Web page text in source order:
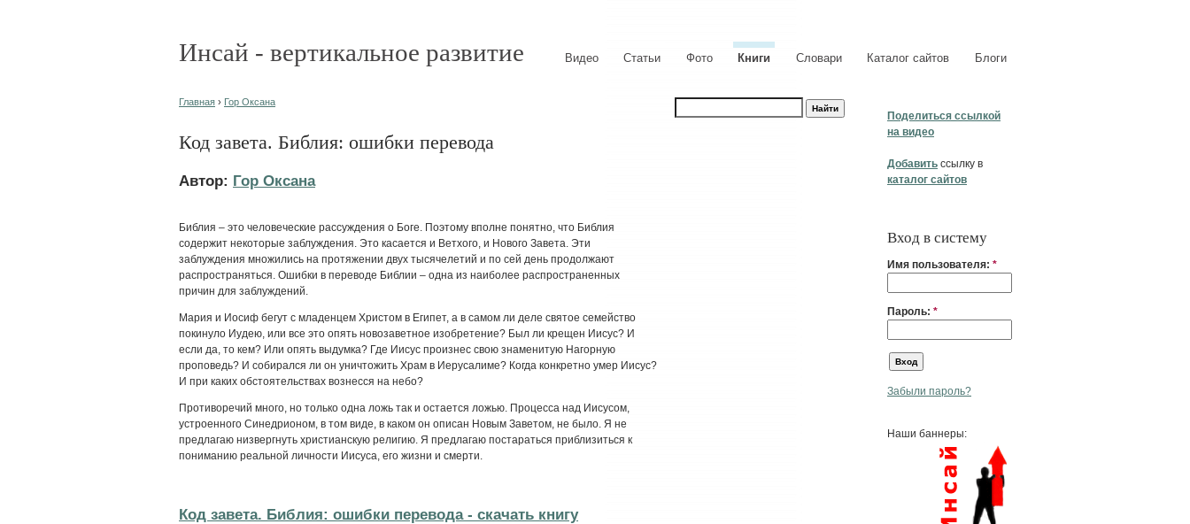
Инсай - вертикальное развитие Видео Статьи Фото Книги Словари Каталог сайтов Блоги
Поделиться ссылкой
на видео
Добавить ссылку в
каталог сайтов
Вход в систему
Имя пользователя: *
Пароль: *
Забыли пароль?
Наши баннеры:
Главная › Гор Оксана
Код завета. Библия: ошибки перевода
Автор: Гор Оксана
Библия – это человеческие рассуждения о Боге. Поэтому вполне понятно, что Библия
содержит некоторые заблуждения. Это касается и Ветхого, и Нового Завета. Эти
заблуждения множились на протяжении двух тысячелетий и по сей день продолжают
распространяться. Ошибки в переводе Библии – одна из наиболее распространенных
причин для заблуждений.
Мария и Иосиф бегут с младенцем Христом в Египет, а в самом ли деле святое семейство
покинуло Иудею, или все это опять новозаветное изобретение? Был ли крещен Иисус? И
если да, то кем? Или опять выдумка? Где Иисус произнес свою знаменитую Нагорную
проповедь? И собирался ли он уничтожить Храм в Иерусалиме? Когда конкретно умер Иисус?
И при каких обстоятельствах вознесся на небо?
Противоречий много, но только одна ложь так и остается ложью. Процесса над Иисусом,
устроенного Синедрионом, в том виде, в каком он описан Новым Заветом, не было. Я не
предлагаю низвергнуть христианскую религию. Я предлагаю постараться приблизиться к
пониманию реальной личности Иисуса, его жизни и смерти.
Код завета. Библия: ошибки перевода - cкачать книгу